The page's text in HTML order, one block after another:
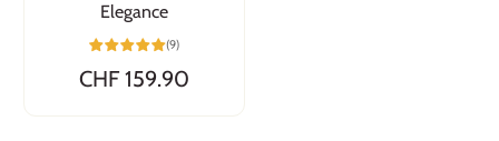
Elegance
(9)
CHF 159.90